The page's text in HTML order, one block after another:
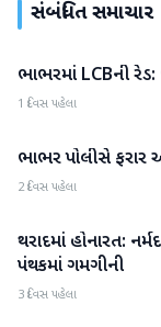
સંબંધિત સમાચાર
વાવ-થરાદ
ભાભરમાં LCBની રેડ:
1 દિવસ પહેલા
વાવ-થરાદ
ભાભર પોલીસે ફરાર
2 દિવસ પહેલા
વાવ-થરાદ
થરાદમાં હોનારત:
પંથકમાં ગમગીની
3 દિવસ પહેલા